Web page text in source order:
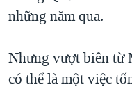
những năm qua.
Nhưng vượt biên từ
có thể là một việc